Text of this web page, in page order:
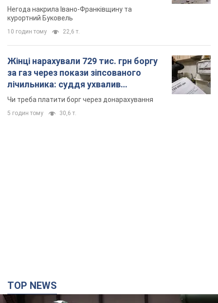
Відео
Негода накрила Івано-Франківщину та
курортний Буковель
10 годин тому 22,6 т.
Жінці нарахували 729 тис. грн боргу
за газ через покази зіпсованого
лічильника: суддя ухвалив
неочікуване рішення
Чи треба платити борг через донарахування
5 годин тому 30,6 т.
TOP NEWS